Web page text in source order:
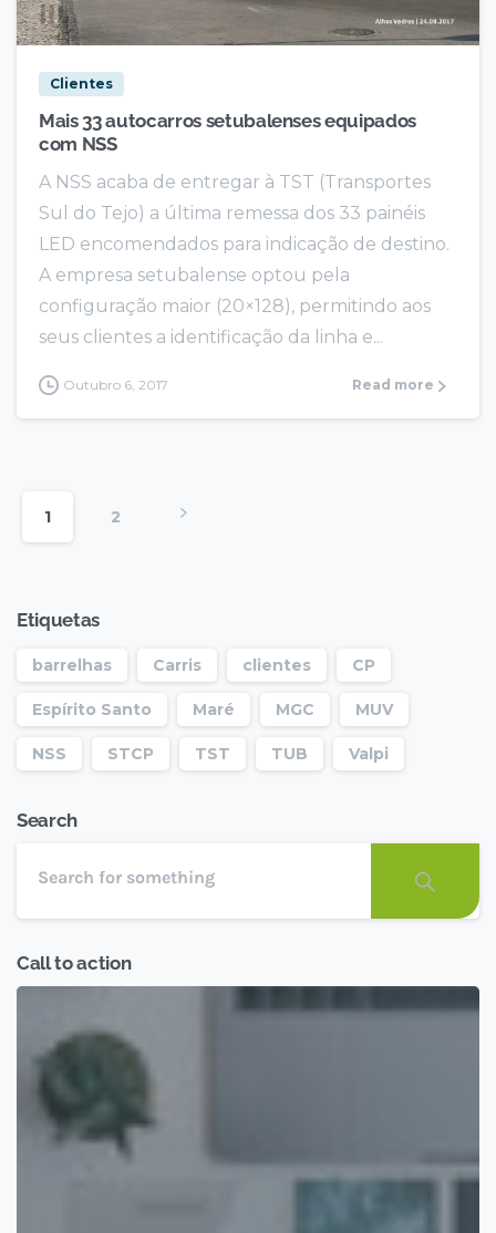
Clientes
Mais 33 autocarros setubalenses equipados
com NSS
A NSS acaba de entregar à TST (Transportes
Sul do Tejo) a última remessa dos 33 painéis
LED encomendados para indicação de destino.
A empresa setubalense optou pela
configuração maior (20×128), permitindo aos
seus clientes a identificação da linha e...
Outubro 6, 2017 Read more
1 2
Etiquetas
barrelhas Carris clientes CP
Espírito Santo Maré MGC MUV
NSS STCP TST TUB Valpi
Search
Call to action